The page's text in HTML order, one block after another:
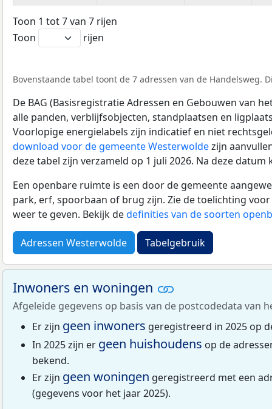
Toon 1 tot 7 van 7 rijen
Toon
rijen
Bovenstaande tabel toont de 7 adressen van de Handelsweg.
De BAG (Basisregistratie Adressen en Gebouwen van
alle panden, verblijfsobjecten, standplaatsen en
Voorlopige energielabels zijn indicatief en niet
download voor de gemeente Westerwoldezijn
deze tabel zijn verzameld op 1 juli 2026. Na deze
Een openbare ruimte is een door de gemeente
park, erf, spoorbaan of brug zijn. Zie de toelichting
weer te geven. Bekijk dedefinities van de soorten
Adressen Westerwolde Tabelgebruik
Inwoners en woningen
Afgeleide gegevens op basis van de postcodedata van
Er zijn geen inwoners geregistreerd in 2025 op
In 2025 zijn er geen huishoudens op de
bekend.
Er zijn geen woningen geregistreerd met een
(gegevens voor het jaar 2025).